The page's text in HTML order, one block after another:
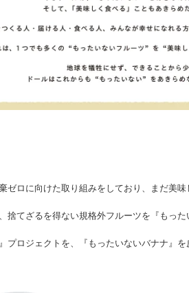
ゼロに向けた取り組みをしており、まだ美
捨てざるを得ない規格外フルーツを『もっ
プロジェクトを、『もったいないバナナ』